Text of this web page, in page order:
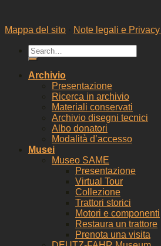
Mappa del sito · Note legali e
Archivio
Presentazione
Ricerca in archivio
Materiali conservati
Archivio disegni tecnici
Albo donatori
Modalità d’accesso
Musei
Museo SAME
Presentazione
Virtual Tour
Collezione
Trattori storici
Motori e componenti
Restaura un trattore
Prenota una visita